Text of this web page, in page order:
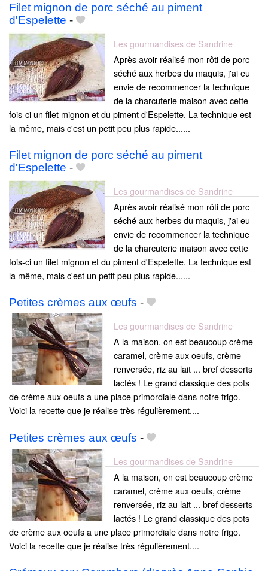
Filet mignon de porc séché au piment
d'Espelette -
Les gourmandises de Sandrine
Après avoir réalisé mon rôti de porc
séché aux herbes du maquis, j'ai eu
envie de recommencer la technique
de la charcuterie maison avec cette
fois-ci un filet mignon et du piment d'Espelette. La technique est
la même, mais c'est un petit peu plus rapide......
Filet mignon de porc séché au piment
d'Espelette -
Les gourmandises de Sandrine
Après avoir réalisé mon rôti de porc
séché aux herbes du maquis, j'ai eu
envie de recommencer la technique
de la charcuterie maison avec cette
fois-ci un filet mignon et du piment d'Espelette. La technique est
la même, mais c'est un petit peu plus rapide......
Petites crèmes aux œufs -
Les gourmandises de Sandrine
A la maison, on est beaucoup crème
caramel, crème aux oeufs, crème
renversée, riz au lait ... bref desserts
lactés ! Le grand classique des pots
de crème aux oeufs a une place primordiale dans notre frigo.
Voici la recette que je réalise très régulièrement....
Petites crèmes aux œufs -
Les gourmandises de Sandrine
A la maison, on est beaucoup crème
caramel, crème aux oeufs, crème
renversée, riz au lait ... bref desserts
lactés ! Le grand classique des pots
de crème aux oeufs a une place primordiale dans notre frigo.
Voici la recette que je réalise très régulièrement....